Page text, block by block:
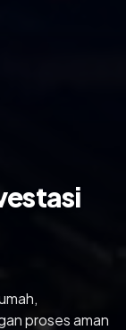
proses aman